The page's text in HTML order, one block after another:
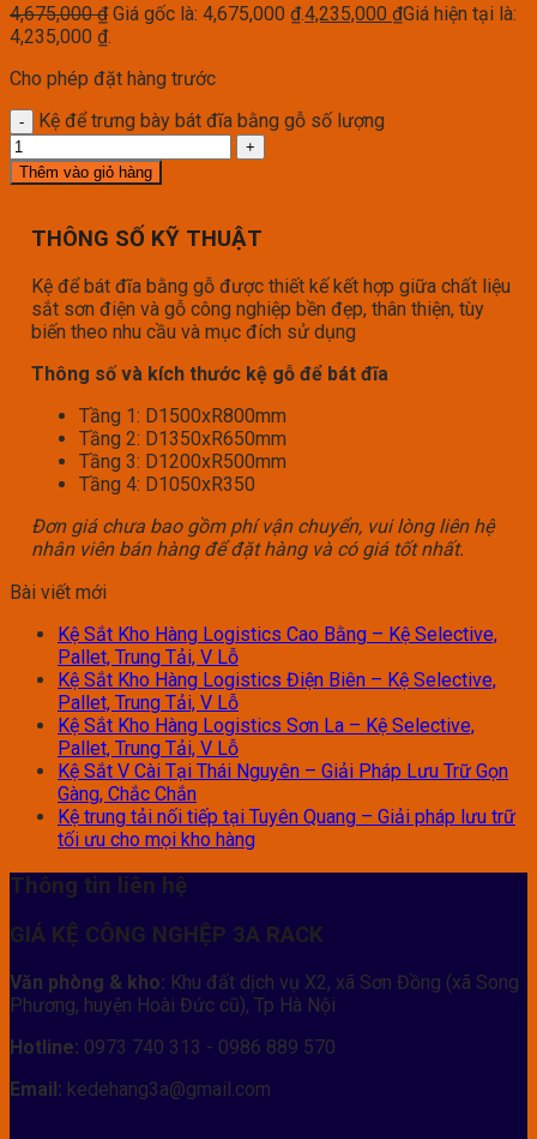
4,675,000₫ Giá gốc là: 4,675,000 ₫.4,235,000 ₫Giá hiện tại là:
4,235,000 ₫.
Cho phép đặt hàng trước
Kệ để trưng bày bát đĩa bằng gỗ số lượng
Thêm vào giỏ hàng
THÔNG SỐ KỸ THUẬT
Kệ để bát đĩa bằng gỗ được thiết kế kết hợp giữa chất liệu
sắt sơn điện và gỗ công nghiệp bền đẹp, thân thiện, tùy
biến theo nhu cầu và mục đích sử dụng
Thông số và kích thước kệ gỗ để bát đĩa
Tầng 1: D1500xR800mm
Tầng 2: D1350xR650mm
Tầng 3: D1200xR500mm
Tầng 4: D1050xR350
Đơn giá chưa bao gồm phí vận chuyển, vui lòng liên hệ
nhân viên bán hàng để đặt hàng và có giá tốt nhất.
Bài viết mới
Kệ Sắt Kho Hàng Logistics Cao Bằng – Kệ Selective,
Pallet, Trung Tải, V Lỗ
Kệ Sắt Kho Hàng Logistics Điện Biên – Kệ Selective,
Pallet, Trung Tải, V Lỗ
Kệ Sắt Kho Hàng Logistics Sơn La – Kệ Selective,
Pallet, Trung Tải, V Lỗ
Kệ Sắt V Cài Tại Thái Nguyên – Giải Pháp Lưu Trữ Gọn
Gàng, Chắc Chắn
Kệ trung tải nối tiếp tại Tuyên Quang – Giải pháp lưu trữ
tối ưu cho mọi kho hàng
Thông tin liên hệ
GIÁ KỆ CÔNG NGHỆP 3A RACK
Văn phòng & kho: Khu đất dịch vụ X2, xã Sơn Đồng (xã Song
Phương, huyện Hoài Đức cũ), Tp Hà Nội
Hotline: 0973 740 313 - 0986 889 570
Email: kedehang3a@gmail.com